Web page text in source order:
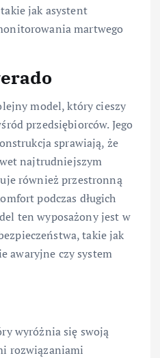
jak asystent
martwego
model, który cieszy
przedsiębiorców. Jego
sprawiają, że
najtrudniejszym
również przestronną
podczas długich
ten wyposażony jest w
takie jak
awaryjne czy system
wyróżnia się swoją
rozwiązaniami